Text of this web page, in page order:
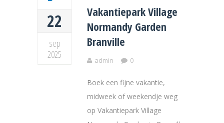
22
sep
2025
Vakantiepark Village
Normandy Garden
Branville
admin 0
Boek een fijne vakantie,
midweek of weekendje weg
op Vakantiepark Village